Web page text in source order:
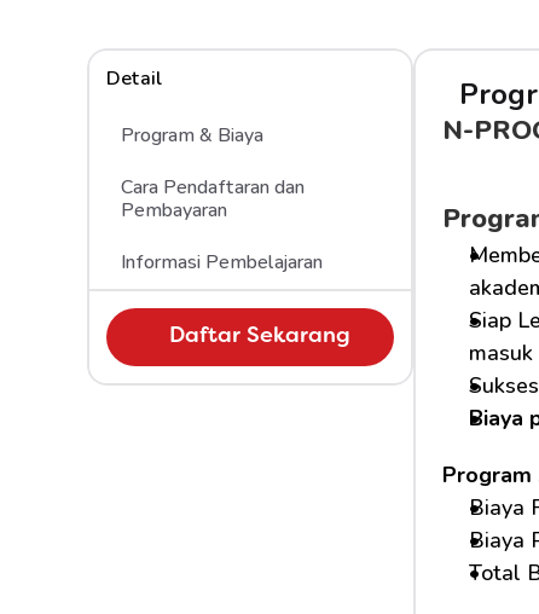
Detail
Program & Biaya
Cara Pendaftaran dan
Pembayaran
Informasi Pembelajaran
Daftar Sekarang
N-
Siap
masuk
Biaya
Program
Biaya
Biaya
Total